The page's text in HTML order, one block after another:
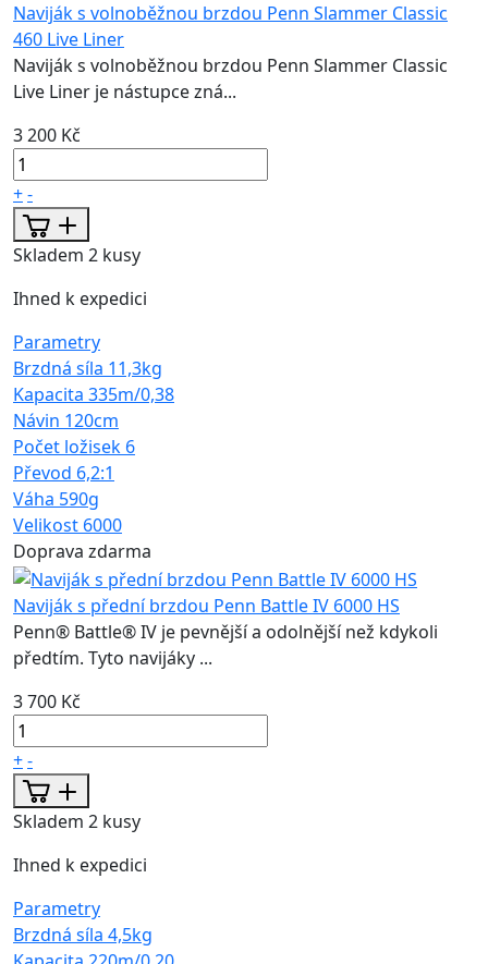
Naviják s volnoběžnou brzdou Penn Slammer Classic
460 Live Liner
Naviják s volnoběžnou brzdou Penn Slammer Classic
Live Liner je nástupce zná...
3 200 Kč
+-
Skladem 2 kusy
Ihned k expedici
Parametry
Brzdná síla 11,3kg
Kapacita 335m/0,38
Návin 120cm
Počet ložisek 6
Převod 6,2:1
Váha 590g
Velikost 6000
Doprava zdarma
Naviják s přední brzdou Penn Battle IV 6000 HS
Penn® Battle® IV je pevnější a odolnější než kdykoli
předtím. Tyto navijáky ...
3 700 Kč
+-
Skladem 2 kusy
Ihned k expedici
Parametry
Brzdná síla 4,5kg